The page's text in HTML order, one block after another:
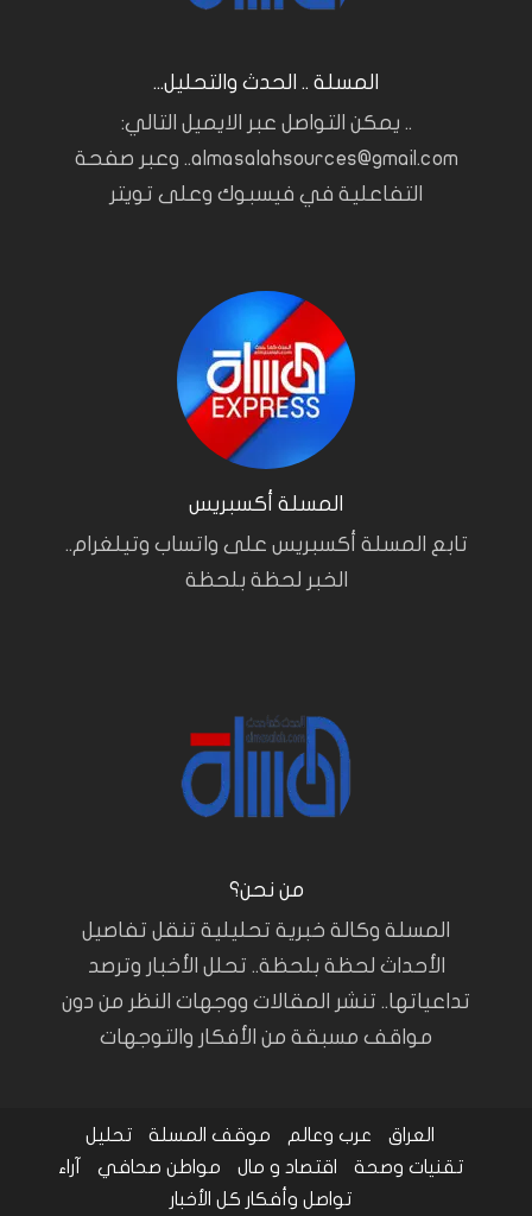
المسلة .. الحدث والتحليل...
.. يمكن التواصل عبر الايميل التالي:
almasalahsources@gmail.com.. وعبر صفحة
التفاعلية في فيسبوك وعلى تويتر
المسلة أكسبريس
تابع المسلة أكسبريس على واتساب وتيلغرام..
الخبر لحظة بلحظة
من نحن؟
المسلة وكالة خبرية تحليلية تنقل تفاصيل
الأحداث لحظة بلحظة.. تحلل الأخبار وترصد
تداعياتها.. تنشر المقالات ووجهات النظر من دون
مواقف مسبقة من الأفكار والتوجهات
العراق عرب وعالم موقف المسلة
تحليل
تقنيات وصحة
اقتصاد و مال مواطن صحافي
آراء
تواصل وأفكار كل الأخبار